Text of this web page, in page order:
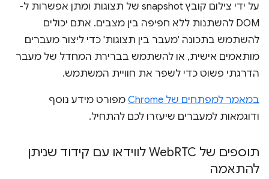
על ידי צילום קובץ snapshot של תצוגות ומתן אפשרות ל-
DOM להשתנות ללא חפיפה בין מצבים. אתם יכולים
להשתמש בתכונה 'מעבר בין תצוגות' כדי ליצור מעברים
מותאמים אישית, או להשתמש בברירת המחדל של מעבר
הדרגתי פשוט כדי לשפר את חוויית המשתמש.
במאמר למפתחים של Chrome
מפורט מידע נוסף
ודוגמאות למעברים שיעזרו לכם להתחיל.
תוספים של Web
RTC לווידאו עם קידוד שניתן
להתאמה